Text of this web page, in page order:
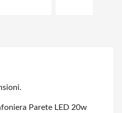
Parete LED 20w